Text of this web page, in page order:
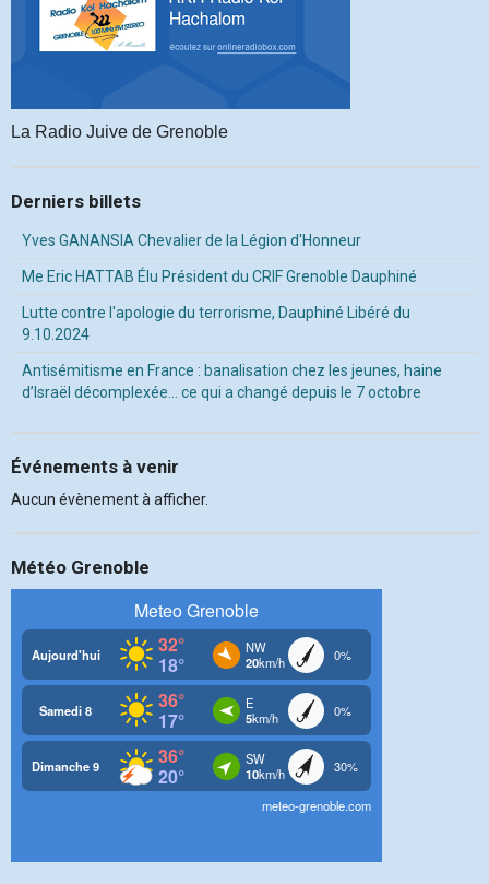
La Radio Juive de Grenoble
Derniers billets
Yves GANANSIA Chevalier de la Légion d'Honneur
Me Eric HATTAB Élu Président du CRIF Grenoble Dauphiné
Lutte contre l'apologie du terrorisme, Dauphiné Libéré du
9.10.2024
Antisémitisme en France : banalisation chez les jeunes, haine
d’Israël décomplexée… ce qui a changé depuis le 7 octobre
Événements à venir
Aucun évènement à afficher.
Météo Grenoble